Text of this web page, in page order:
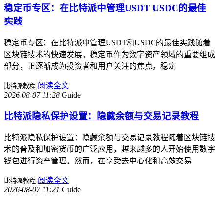
稳定币专区：在比特派中管理USDT USDC的最佳
实践
稳定币专区：在比特派中管理USDT和USDC的最佳实践随着
区块链技术的快速发展，稳定币作为数字资产领域的重要组成
部分，正逐渐成为投资者和用户关注的焦点。稳定
比特派教程 阅读全文
2026-08-07 11:28 Guide
比特派隐私保护设置：隐藏余额与交易记录教程
比特派隐私保护设置：隐藏余额与交易记录教程随着区块链技
术的普及和加密货币的广泛应用，越来越多的人开始使用数字
钱包进行资产管理。然而，在享受去中心化和高效交易
比特派教程 阅读全文
2026-08-07 11:21 Guide